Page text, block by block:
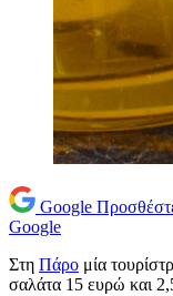
Google
Google
Στη Πάρο μία
σαλάτα 15 ευρώ και